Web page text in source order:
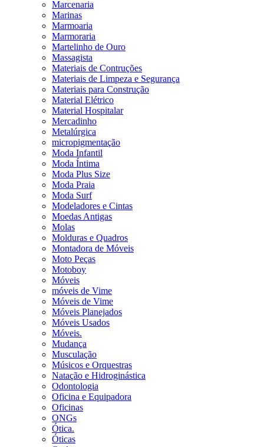
Marcenaria
Marinas
Marmoaria
Marmoraria
Martelinho de Ouro
Massagista
Materiais de Contruções
Materiais de Limpeza e Segurança
Materiais para Construção
Material Elétrico
Material Hospitalar
Mercadinho
Metalúrgica
micropigmentação
Moda Infantil
Moda Íntima
Moda Plus Size
Moda Praia
Moda Surf
Modeladores e Cintas
Moedas Antigas
Molas
Molduras e Quadros
Montadora de Móveis
Moto Peças
Motoboy
Móveis
móveis de Vime
Móveis de Vime
Móveis Planejados
Móveis Usados
Móveis.
Mudança
Musculação
Músicos e Orquestras
Natação e Hidroginástica
Odontologia
Oficina e Equipadora
Oficinas
ONGs
Ótica.
Óticas